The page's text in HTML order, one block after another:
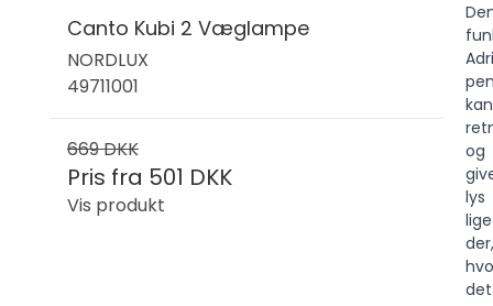
Canto Kubi 2 Væglampe
NORDLUX
49711001
669 DKK
Pris fra 501 DKK
Vis produkt
kan
og
lys
lige
der,
det